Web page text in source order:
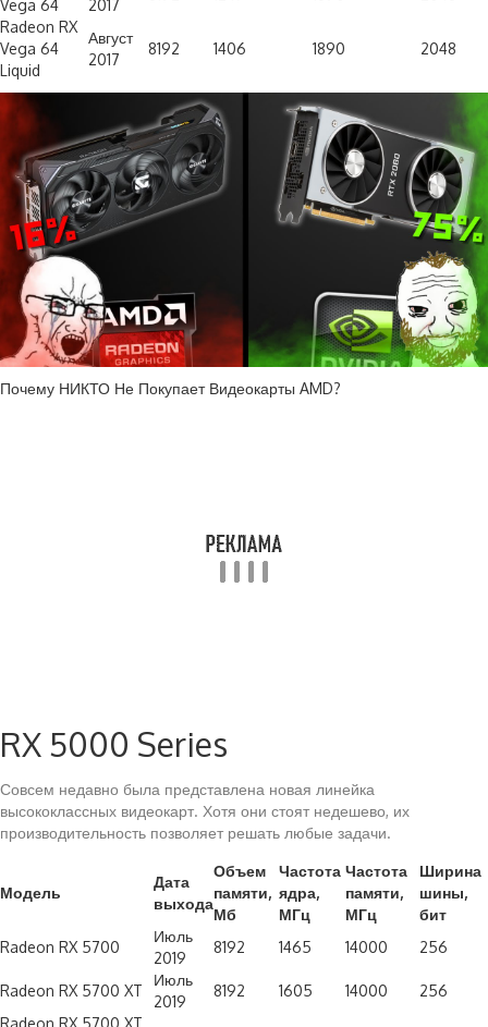
Vega 64
2017
Radeon RX
Vega 64
Liquid
Август
2017
8192 1406 1890 2048
Почему НИКТО Не Покупает Видеокарты AMD?
RX 5000 Series
Совсем недавно была представлена новая линейка
высококлассных видеокарт. Хотя они стоят недешево, их
производительность позволяет решать любые задачи.
Модель
Дата
выхода
Объем
памяти,
Мб
Частота
ядра,
МГц
Частота
памяти,
МГц
Ширина
шины,
бит
Radeon RX 5700
Июль
2019
8192 1465 14000 256
Radeon RX 5700 XT
Июль
2019
8192 1605 14000
256
Radeon RX 5700 XT